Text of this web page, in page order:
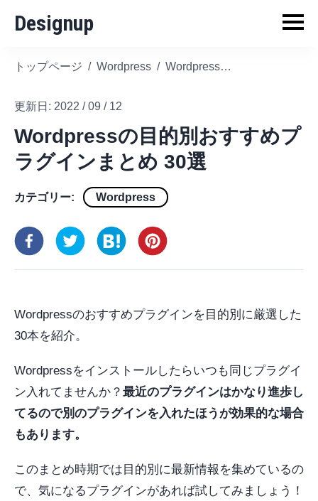
Designup
トップページ / Wordpress / Wordpressの目的別おすすめプラグインまとめ 30選
更新日: 2022 / 09 / 12
Wordpressの目的別おすすめプ
ラグインまとめ 30選
カテゴリー: Wordpress
Wordpressのおすすめプラグインを目的別に厳選した
30本を紹介。
Wordpressをインストールしたらいつも同じプラグイ
ン入れてませんか？ 最近のプラグインはかなり進歩し
てるので別のプラグインを入れたほうが効果的な場合
もあります。
このまとめ時期では目的別に最新情報を集めているの
で、気になるプラグインがあれば試してみましょう！